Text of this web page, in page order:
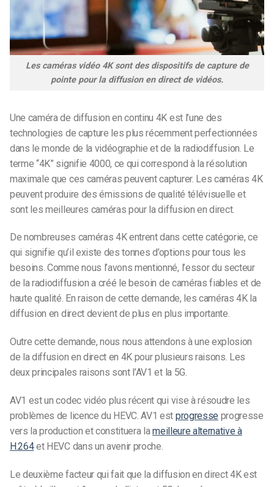
Les caméras vidéo 4K sont des dispositifs de capture de
pointe pour la diffusion en direct de vidéos.
Une caméra de diffusion en continu 4K est l’une des
technologies de capture les plus récemment perfectionnées
dans le monde de la vidéographie et de la radiodiffusion. Le
terme “4K” signifie 4000, ce qui correspond à la résolution
maximale que ces caméras peuvent capturer. Les caméras 4K
peuvent produire des émissions de qualité télévisuelle et
sont les meilleures caméras pour la diffusion en direct.
De nombreuses caméras 4K entrent dans cette catégorie, ce
qui signifie qu’il existe des tonnes d’options pour tous les
besoins. Comme nous l’avons mentionné, l’essor du secteur
de la radiodiffusion a créé le besoin de caméras fiables et de
haute qualité. En raison de cette demande, les caméras 4K la
diffusion en direct devient de plus en plus importante.
Outre cette demande, nous nous attendons à une explosion
de la diffusion en direct en 4K pour plusieurs raisons. Les
deux principales raisons sont l’AV1 et la 5G.
AV1 est un codec vidéo plus récent qui vise à résoudre les
problèmes de licence du HEVC. AV1 est progresse progresse
vers la production et constituera lameilleure alternative à
H.264et HEVC dans un avenir proche.
Le deuxième facteur qui fait que la diffusion en direct 4K est